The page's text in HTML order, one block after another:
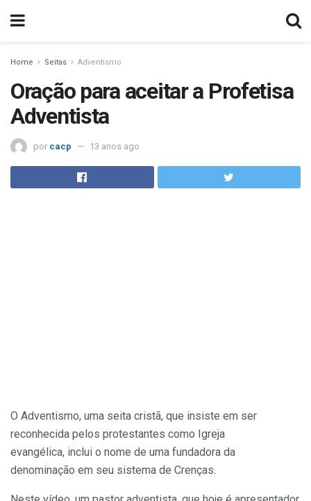
Home Seitas Adventismo
Oração para aceitar a Profetisa
Adventista
por cacp 13 anos ago
O Adventismo, uma seita cristã, que insiste em ser
reconhecida pelos protestantes como Igreja
evangélica, inclui o nome de uma fundadora da
denominação em seu sistema de Crenças.